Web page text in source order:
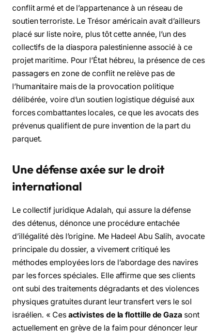
conflit armé et de l’appartenance à un réseau de
soutien terroriste. Le Trésor américain avait d’ailleurs
placé sur liste noire, plus tôt cette année, l’un des
collectifs de la diaspora palestinienne associé à ce
projet maritime. Pour l’État hébreu, la présence de ces
passagers en zone de conflit ne relève pas de
l’humanitaire mais de la provocation politique
délibérée, voire d’un soutien logistique déguisé aux
forces combattantes locales, ce que les avocats des
prévenus qualifient de pure invention de la part du
parquet.
Une défense axée sur le droit
international
Le collectif juridique Adalah, qui assure la défense
des détenus, dénonce une procédure entachée
d’illégalité dès l’origine. Me Hadeel Abu Salih, avocate
principale du dossier, a vivement critiqué les
méthodes employées lors de l’abordage des navires
par les forces spéciales. Elle affirme que ses clients
ont subi des traitements dégradants et des violences
physiques gratuites durant leur transfert vers le sol
israélien. « Ces activistes de la flottille de Gazasont
actuellement en grève de la faim pour dénoncer leur